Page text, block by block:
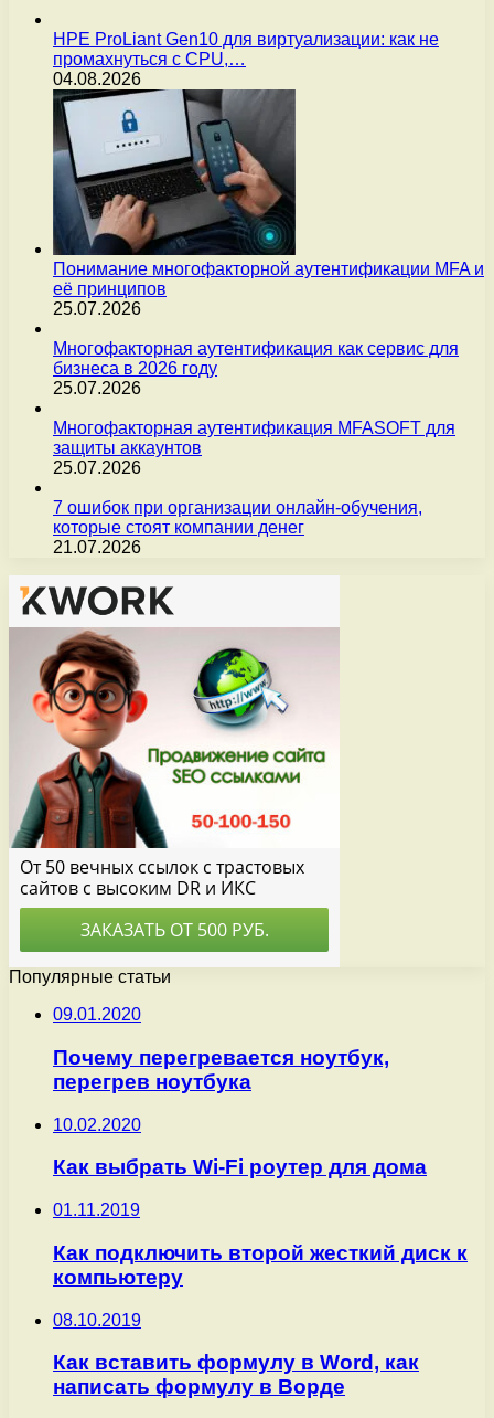
HPE ProLiant Gen10 для виртуализации: как не
промахнуться с CPU,…
04.08.2026
Понимание многофакторной аутентификации MFA и
её принципов
25.07.2026
Многофакторная аутентификация как сервис для
бизнеса в 2026 году
25.07.2026
Многофакторная аутентификация MFASOFT для
защиты аккаунтов
25.07.2026
7 ошибок при организации онлайн-обучения,
которые стоят компании денег
21.07.2026
Популярные статьи
09.01.2020
Почему перегревается ноутбук,
перегрев ноутбука
10.02.2020
Как выбрать Wi-Fi роутер для дома
01.11.2019
Как подключить второй жесткий диск к
компьютеру
08.10.2019
Как вставить формулу в Word, как
написать формулу в Ворде